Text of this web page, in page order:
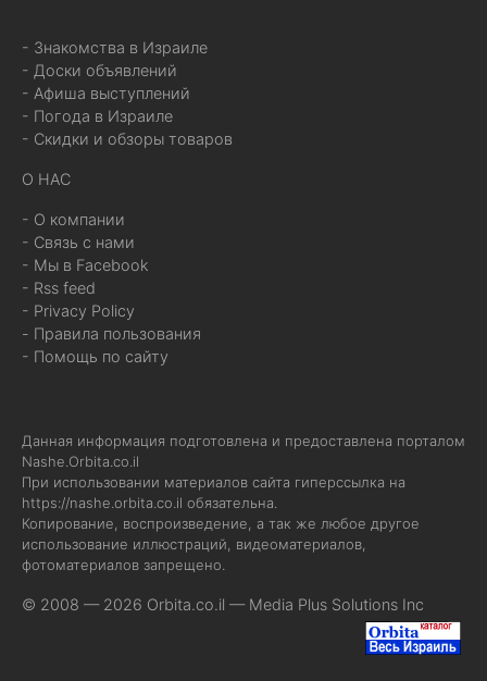
- Знакомства в Израиле
- Доски объявлений
- Афиша выступлений
- Погода в Израиле
- Скидки и обзоры товаров
О НАС
- О компании
- Связь с нами
- Мы в Facebook
- Rss feed
- Privacy Policy
- Правила пользования
- Помощь по сайту
Данная информация подготовлена и предоставлена порталом
Nashe.Orbita.co.il
При использовании материалов сайта гиперссылка на
https://nashe.orbita.co.il обязательна.
Копирование, воспроизведение, а так же любое другое
использование иллюстраций, видеоматериалов,
фотоматериалов запрещено.
© 2008 — 2026 Orbita.co.il — Media Plus Solutions Inc